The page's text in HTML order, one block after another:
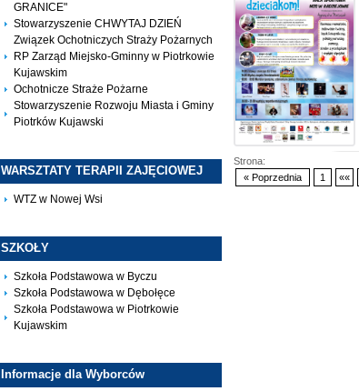
GRANICE"
Stowarzyszenie CHWYTAJ DZIEŃ
Związek Ochotniczych Straży Pożarnych
RP Zarząd Miejsko-Gminny w Piotrkowie
Kujawskim
Ochotnicze Straże Pożarne
Stowarzyszenie Rozwoju Miasta i Gminy
Piotrków Kujawski
WARSZTATY TERAPII ZAJĘCIOWEJ
WTZ w Nowej Wsi
SZKOŁY
Szkoła Podstawowa w Byczu
Szkoła Podstawowa w Dębołęce
Szkoła Podstawowa w Piotrkowie
Kujawskim
Informacje dla Wyborców
Strona:
« Poprzednia
1 ««